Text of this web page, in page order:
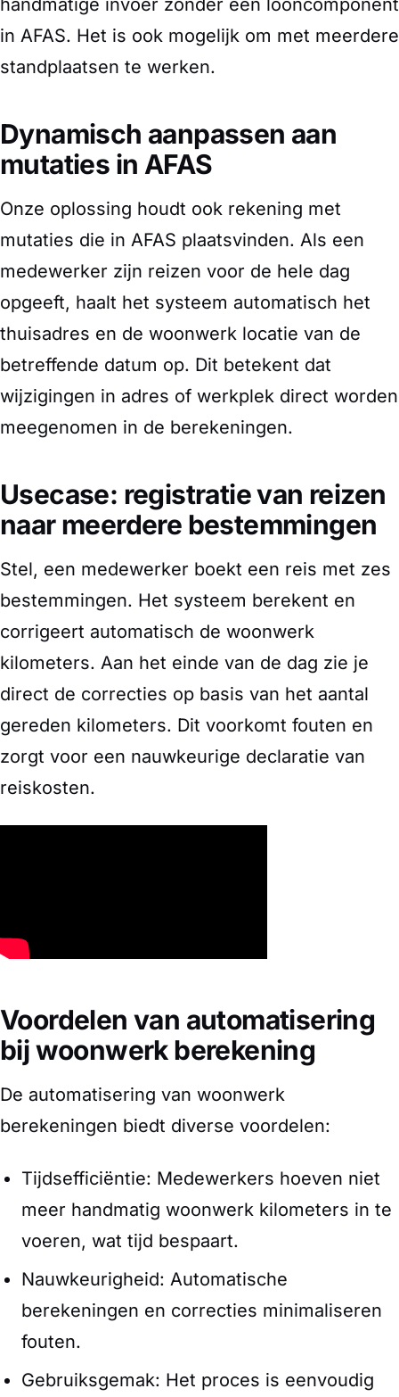
handmatige invoer zonder een looncomponent
in AFAS. Het is ook mogelijk om met meerdere
standplaatsen te werken.
Dynamisch aanpassen aan
mutaties in AFAS
Onze oplossing houdt ook rekening met
mutaties die in AFAS plaatsvinden. Als een
medewerker zijn reizen voor de hele dag
opgeeft, haalt het systeem automatisch het
thuisadres en de woonwerk locatie van de
betreffende datum op. Dit betekent dat
wijzigingen in adres of werkplek direct worden
meegenomen in de berekeningen.
Usecase: registratie van reizen
naar meerdere bestemmingen
Stel, een medewerker boekt een reis met zes
bestemmingen. Het systeem berekent en
corrigeert automatisch de woonwerk
kilometers. Aan het einde van de dag zie je
direct de correcties op basis van het aantal
gereden kilometers. Dit voorkomt fouten en
zorgt voor een nauwkeurige declaratie van
reiskosten.
Voordelen van automatisering
bij woonwerk berekening
De automatisering van woonwerk
berekeningen biedt diverse voordelen:
Tijdsefficiëntie: Medewerkers hoeven niet
meer handmatig woonwerk kilometers in te
voeren, wat tijd bespaart.
Nauwkeurigheid: Automatische
berekeningen en correcties minimaliseren
fouten.
Gebruiksgemak: Het proces is eenvoudig